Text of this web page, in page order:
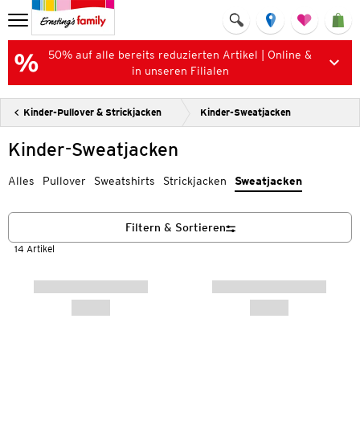
50% auf alle bereits reduzierten Artikel | Online &
in unseren Filialen
Kinder-Pullover & Strickjacken Kinder-Sweatjacken
Kinder-Sweatjacken
Alles Pullover Sweatshirts Strickjacken Sweatjacken
14 Artikel
Filtern & Sortieren